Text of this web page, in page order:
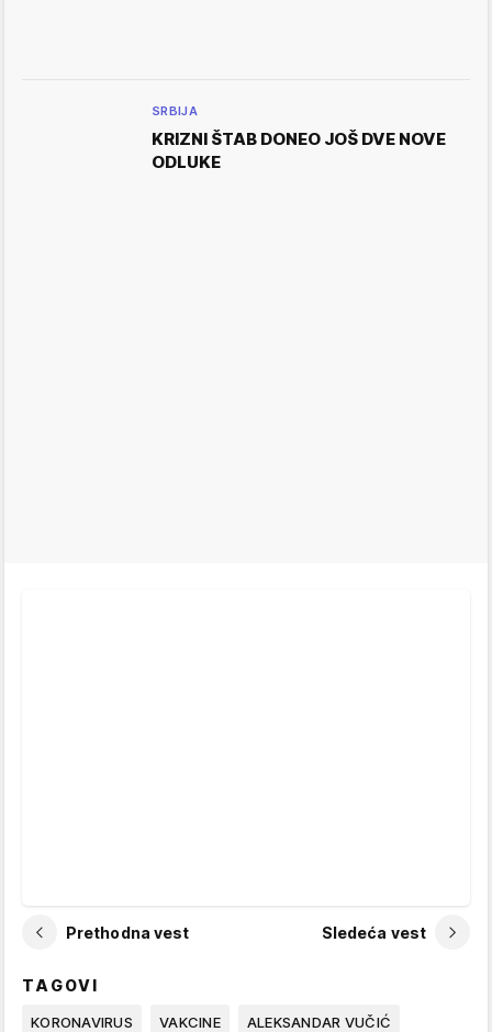
SRBIJA
KRIZNI ŠTAB DONEO JOŠ DVE NOVE
ODLUKE
Prethodna vest Sledeća vest
TAGOVI
KORONAVIRUS VAKCINE ALEKSANDAR VUČIĆ